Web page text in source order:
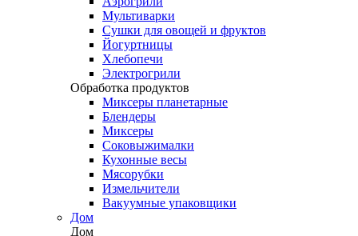
Мультиварки
Сушки для овощей и фруктов
Йогуртницы
Хлебопечи
Электрогрили
Обработка продуктов
Миксеры планетарные
Блендеры
Миксеры
Соковыжималки
Кухонные весы
Мясорубки
Измельчители
Вакуумные упаковщики
Дом
Дом